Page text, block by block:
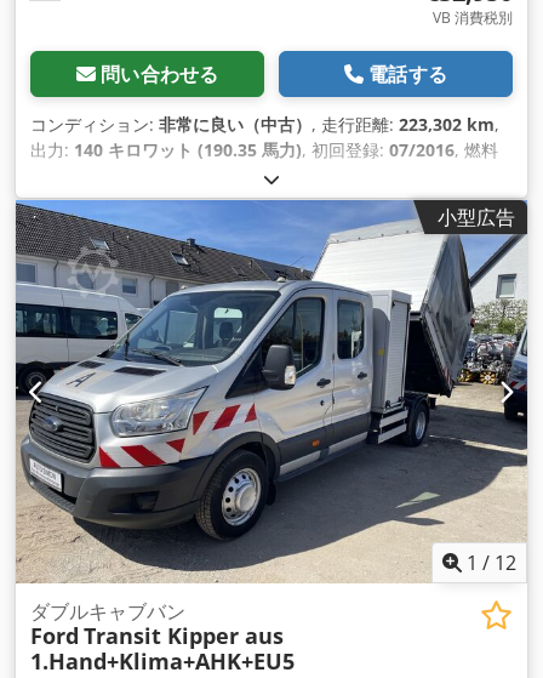
VB 消費税別
問い合わせる 電話する
コンディション: 非常に良い（中古） , 走行距離: 223,302 km,
出力: 140 キロワット (190.35 馬力), 初回登録: 07/2016, 燃料
, タイヤサイズ:
4x2, ホイールベース:4,330 mm, 燃料:ディーゼル, 燃料タンク
容量:85 l, 色:青 , 変速方式: オートマチック, ギア数: 255, 排出
クラス:ユーロ6, サスペンション: 鋼 , 座席数:
, 許容軸重（軸
1）: 1,850 kg（キログラム）, 許容軸荷重（第2軸）:2,300
kg（キログラム）, 製造年:2016, 装備: ABS（アンチロック・
ブレーキ・システム）, USBポート, すすフィルター, アドブル
ー, エアコン, エアバッグ, クルーズコントロール, セントラルロ
ック, トラクションコントロール, トレーラー連結装置, パワー
ステアリング, ブルートゥース, 引き戸, 車載コンピュータ, 電動
ウィンドウ調節, 電動ミラー,
小型広告
1 / 12
ダブルキャブバン
Ford Transit Kipper aus
1.Hand+Klima+AHK+EU5